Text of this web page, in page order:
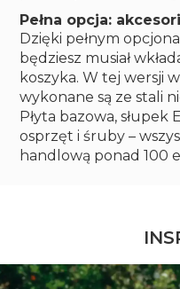
Pełna opcja:
Dzięki pełnym
będziesz musiał
koszyka. W tej wersji
wykonane są ze stali
Płyta bazowa, słupek
osprzęt i śruby –
handlową ponad 100